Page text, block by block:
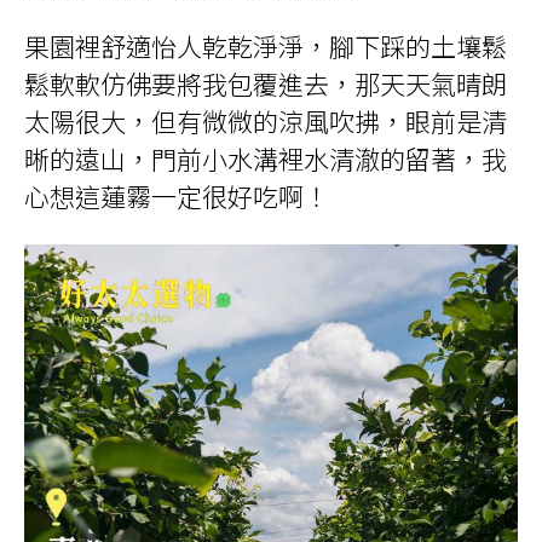
果園裡舒適怡人乾乾淨淨，腳下踩的土壤鬆
鬆軟軟仿佛要將我包覆進去，那天天氣晴朗
太陽很大，但有微微的涼風吹拂，眼前是清
晰的遠山，門前小水溝裡水清澈的留著，我
心想這蓮霧一定很好吃啊！